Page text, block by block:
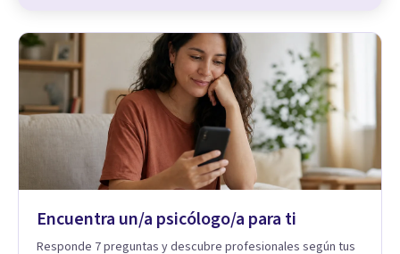
Encuentra un/a psicólogo/a para ti
Responde 7 preguntas y descubre profesionales según tus